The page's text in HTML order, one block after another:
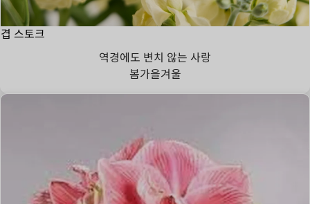
겹 스토크
역경에도 변치 않는 사랑
봄가을겨울